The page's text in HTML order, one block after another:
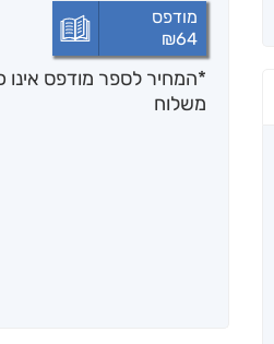
מודפס
₪64
*המחיר לספר מודפס אינו
משלוח